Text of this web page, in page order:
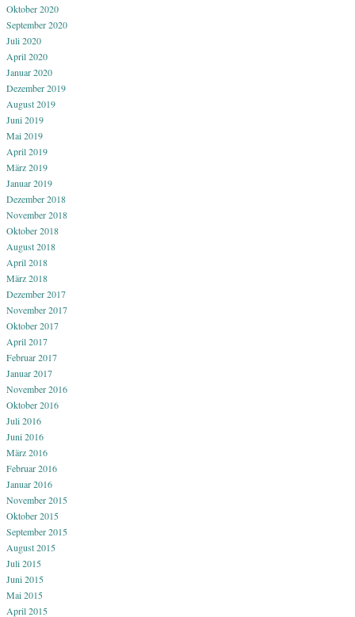
Oktober 2020
September 2020
Juli 2020
April 2020
Januar 2020
Dezember 2019
August 2019
Juni 2019
Mai 2019
April 2019
März 2019
Januar 2019
Dezember 2018
November 2018
Oktober 2018
August 2018
April 2018
März 2018
Dezember 2017
November 2017
Oktober 2017
April 2017
Februar 2017
Januar 2017
November 2016
Oktober 2016
Juli 2016
Juni 2016
März 2016
Februar 2016
Januar 2016
November 2015
Oktober 2015
September 2015
August 2015
Juli 2015
Juni 2015
Mai 2015
April 2015